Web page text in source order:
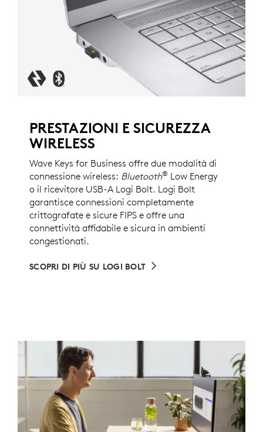
PRESTAZIONI E SICUREZZA
WIRELESS
Wave Keys for Business offre due modalità di
connessione wireless: Bluetooth® Low Energy
o il ricevitore USB-A Logi Bolt. Logi Bolt
garantisce connessioni completamente
crittografate e sicure FIPS e offre una
connettività affidabile e sicura in ambienti
congestionati.
SCOPRI DI PIÙ SU LOGI BOLT